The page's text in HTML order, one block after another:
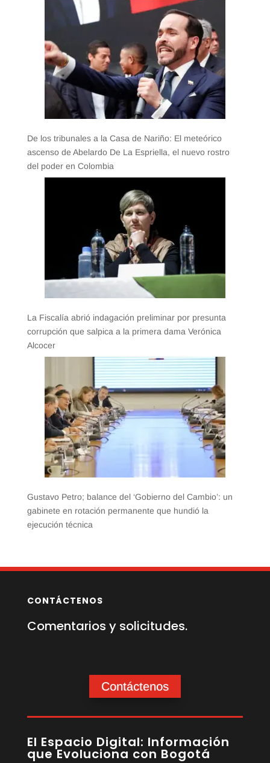
De los tribunales a la Casa de Nariño: El meteórico
ascenso de Abelardo De La Espriella, el nuevo rostro
del poder en Colombia
La Fiscalía abrió indagación preliminar por presunta
corrupción que salpica a la primera dama Verónica
Alcocer
Gustavo Petro; balance del ‘Gobierno del Cambio’: un
gabinete en rotación permanente que hundió la
ejecución técnica
CONTÁCTENOS
Comentarios y solicitudes.
Contáctenos
El Espacio Digital: Información
que Evoluciona con Bogotá